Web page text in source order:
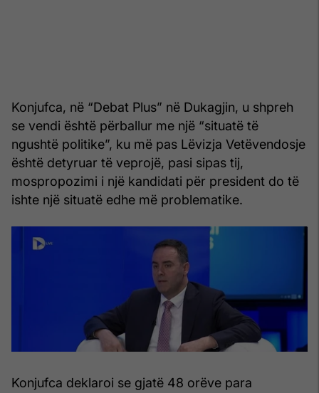
Konjufca, në “Debat Plus” në Dukagjin, u shpreh
se vendi është përballur me një “situatë të
ngushtë politike”, ku më pas Lëvizja Vetëvendosje
është detyruar të veprojë, pasi sipas tij,
mospropozimi i një kandidati për president do të
ishte një situatë edhe më problematike.
Konjufca deklaroi se gjatë 48 orëve para